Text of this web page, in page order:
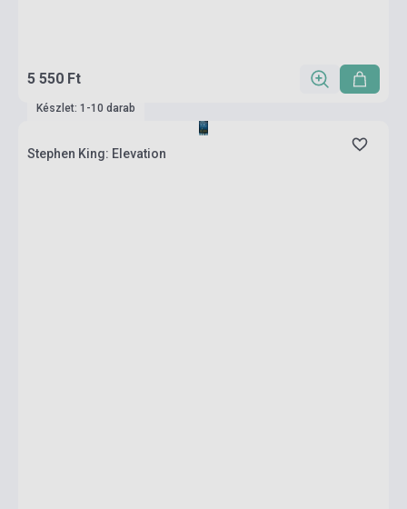
5 550 Ft
Készlet: 1-10 darab
Stephen King: Elevation